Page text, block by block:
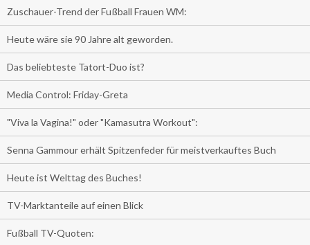
Zuschauer-Trend der Fußball Frauen WM:
Heute wäre sie 90 Jahre alt geworden.
Das beliebteste Tatort-Duo ist?
Media Control: Friday-Greta
"Viva la Vagina!" oder "Kamasutra Workout":
Senna Gammour erhält Spitzenfeder für meistverkauftes Buch
Heute ist Welttag des Buches!
TV-Marktanteile auf einen Blick
Fußball TV-Quoten: